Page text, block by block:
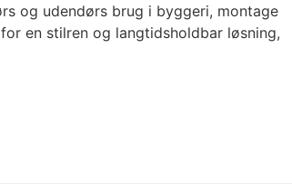
og udendørs brug i byggeri, montage
en stilren og langtidsholdbar løsning,